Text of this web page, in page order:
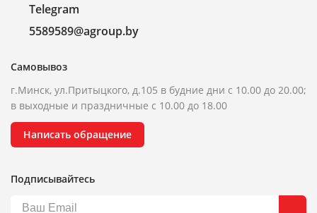
Telegram
5589589@agroup.by
Самовывоз
г.Минск, ул.Притыцкого, д.105 в будние дни с 10.00 до 20.00;
в выходные и праздничные с 10.00 до 18.00
Написать обращение
Подписывайтесь